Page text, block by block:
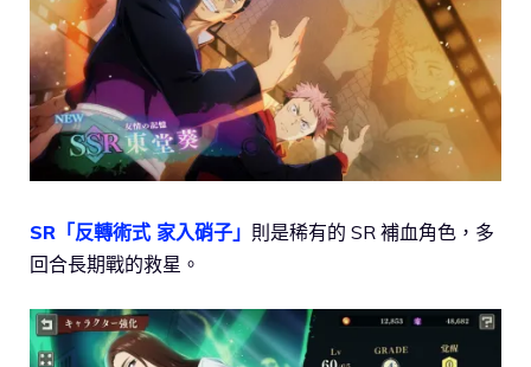
SR「反轉術式 家入硝子」 則是稀有的 SR 補血角色，多
回合長期戰的救星。